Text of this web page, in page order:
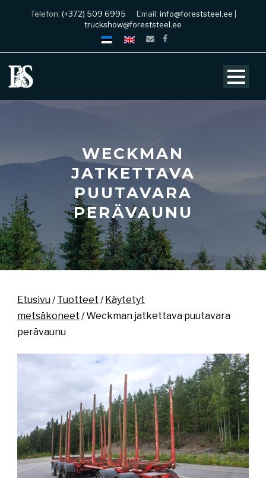
Telefon: (+372) 509 6995 Email: info@foreststeel.ee
truckshow@foreststeel.ee
WECKMAN
JATKETTAVA
PUUTAVARA
PERÄVAUNU
Etusivu/Tuotteet /Käytetyt
metsäkoneet / Weckman jatkettava puutavara
perävaunu